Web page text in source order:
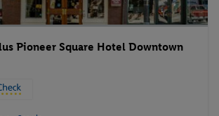
Pioneer Square Hotel Downtown